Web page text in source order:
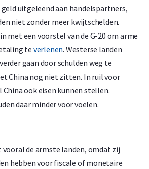
uitgeleend aan handelspartners,
niet zonder meer kwijtschelden.
met een voorstel van de G-20 om arme
te verlenen. Westerse landen
gaan door schulden weg te
China nog niet zitten. In ruil voor
ook eisen kunnen stellen.
daar minder voor voelen.
de armste landen, omdat zij
hebben voor fiscale of monetaire